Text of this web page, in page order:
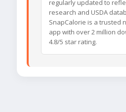
regularly updated to
research and USDA
SnapCalorie is a trusted
app with over 2 million
4.8/5 star rating.